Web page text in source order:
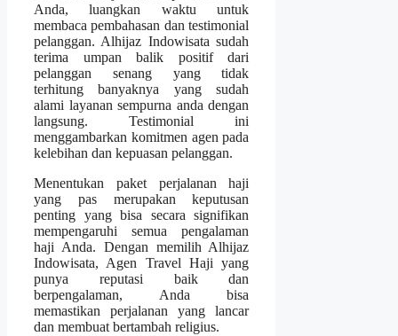
Anda, luangkan waktu untuk
membaca pembahasan dan testimonial
pelanggan. Alhijaz Indowisata sudah
terima umpan balik positif dari
pelanggan senang yang tidak
terhitung banyaknya yang sudah
alami layanan sempurna anda dengan
langsung. Testimonial ini
menggambarkan komitmen agen pada
kelebihan dan kepuasan pelanggan.
Menentukan paket perjalanan haji
yang pas merupakan keputusan
penting yang bisa secara signifikan
mempengaruhi semua pengalaman
haji Anda. Dengan memilih Alhijaz
Indowisata, Agen Travel Haji yang
punya reputasi baik dan
berpengalaman, Anda bisa
memastikan perjalanan yang lancar
dan membuat bertambah religius.